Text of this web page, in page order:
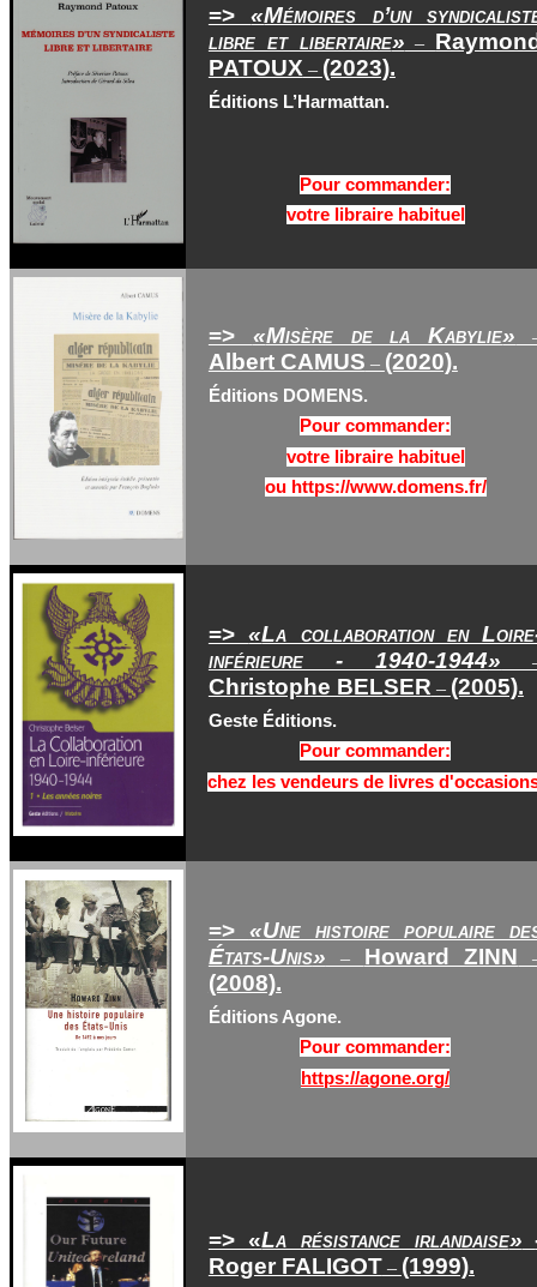
=>«Mémoires d’un
libre et libertaire» –
PATOUX – (2023).
Éditions L’Harmattan.
Pour commander:
votre libraire habituel
=> «Misère de la Kabylie»
Albert CAMUS – (2020).
Éditions DOMENS.
Pour commander:
votre libraire habituel
ou https://www.domens.fr/
=>«La collaboration en
inférieure - 1940-1944»
Christophe BELSER – (2005).
Geste Éditions.
Pour commander:
chez les vendeurs de livres
=> «Une histoire populaire
États-Unis» – Howard ZINN
(2008).
Éditions Agone.
Pour commander:
https://agone.org/
=> «La résistance irlandaise»
Roger FALIGOT– (1999).